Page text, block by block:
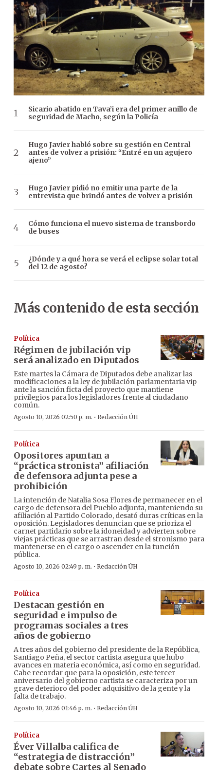
Sicario abatido en Tava’i era del primer anillo de
seguridad de Macho, según la Policía
Hugo Javier habló sobre su gestión en Central
antes de volver a prisión: “Entré en un agujero
ajeno”
Hugo Javier pidió no emitir una parte de la
entrevista que brindó antes de volver a prisión
Cómo funciona el nuevo sistema de transbordo
de buses
¿Dónde y a qué hora se verá el eclipse solar total
del 12 de agosto?
Más contenido de esta sección
Política
Régimen de jubilación vip
será analizado en Diputados
Este martes la Cámara de Diputados debe analizar las
modificaciones a la ley de jubilación parlamentaria vip
ante la sanción ficta del proyecto que mantiene
privilegios para los legisladores frente al ciudadano
común.
Agosto 10, 2026 02:50 p. m. · Redacción ÚH
Política
Opositores apuntan a
“práctica stronista” afiliación
de defensora adjunta pese a
prohibición
La intención de Natalia Sosa Flores de permanecer en el
cargo de defensora del Pueblo adjunta, manteniendo su
afiliación al Partido Colorado, desató duras críticas en la
oposición. Legisladores denuncian que se prioriza el
carnet partidario sobre la idoneidad y advierten sobre
viejas prácticas que se arrastran desde el stronismo para
mantenerse en el cargo o ascender en la función
pública.
Agosto 10, 2026 02:49 p. m. · Redacción ÚH
Política
Destacan gestión en
seguridad e impulso de
programas sociales a tres
años de gobierno
A tres años del gobierno del presidente de la República,
Santiago Peña, el sector cartista asegura que hubo
avances en materia económica, así como en seguridad.
Cabe recordar que para la oposición, este tercer
aniversario del gobierno cartista se caracteriza por un
grave deterioro del poder adquisitivo de la gente y la
falta de trabajo.
Agosto 10, 2026 01:46 p. m. · Redacción ÚH
Política
Éver Villalba califica de
“estrategia de distracción”
debate sobre Cartes al Senado